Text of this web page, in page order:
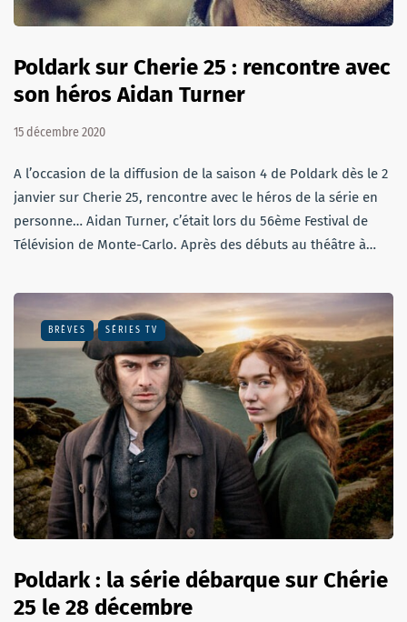
Poldark sur Cherie 25 : rencontre avec
son héros Aidan Turner
15 décembre 2020
A l’occasion de la diffusion de la saison 4 de Poldark dès le 2
janvier sur Cherie 25, rencontre avec le héros de la série en
personne… Aidan Turner, c’était lors du 56ème Festival de
Télévision de Monte-Carlo. Après des débuts au théâtre à…
BRÈVES SÉRIES TV
Poldark : la série débarque sur Chérie
25 le 28 décembre